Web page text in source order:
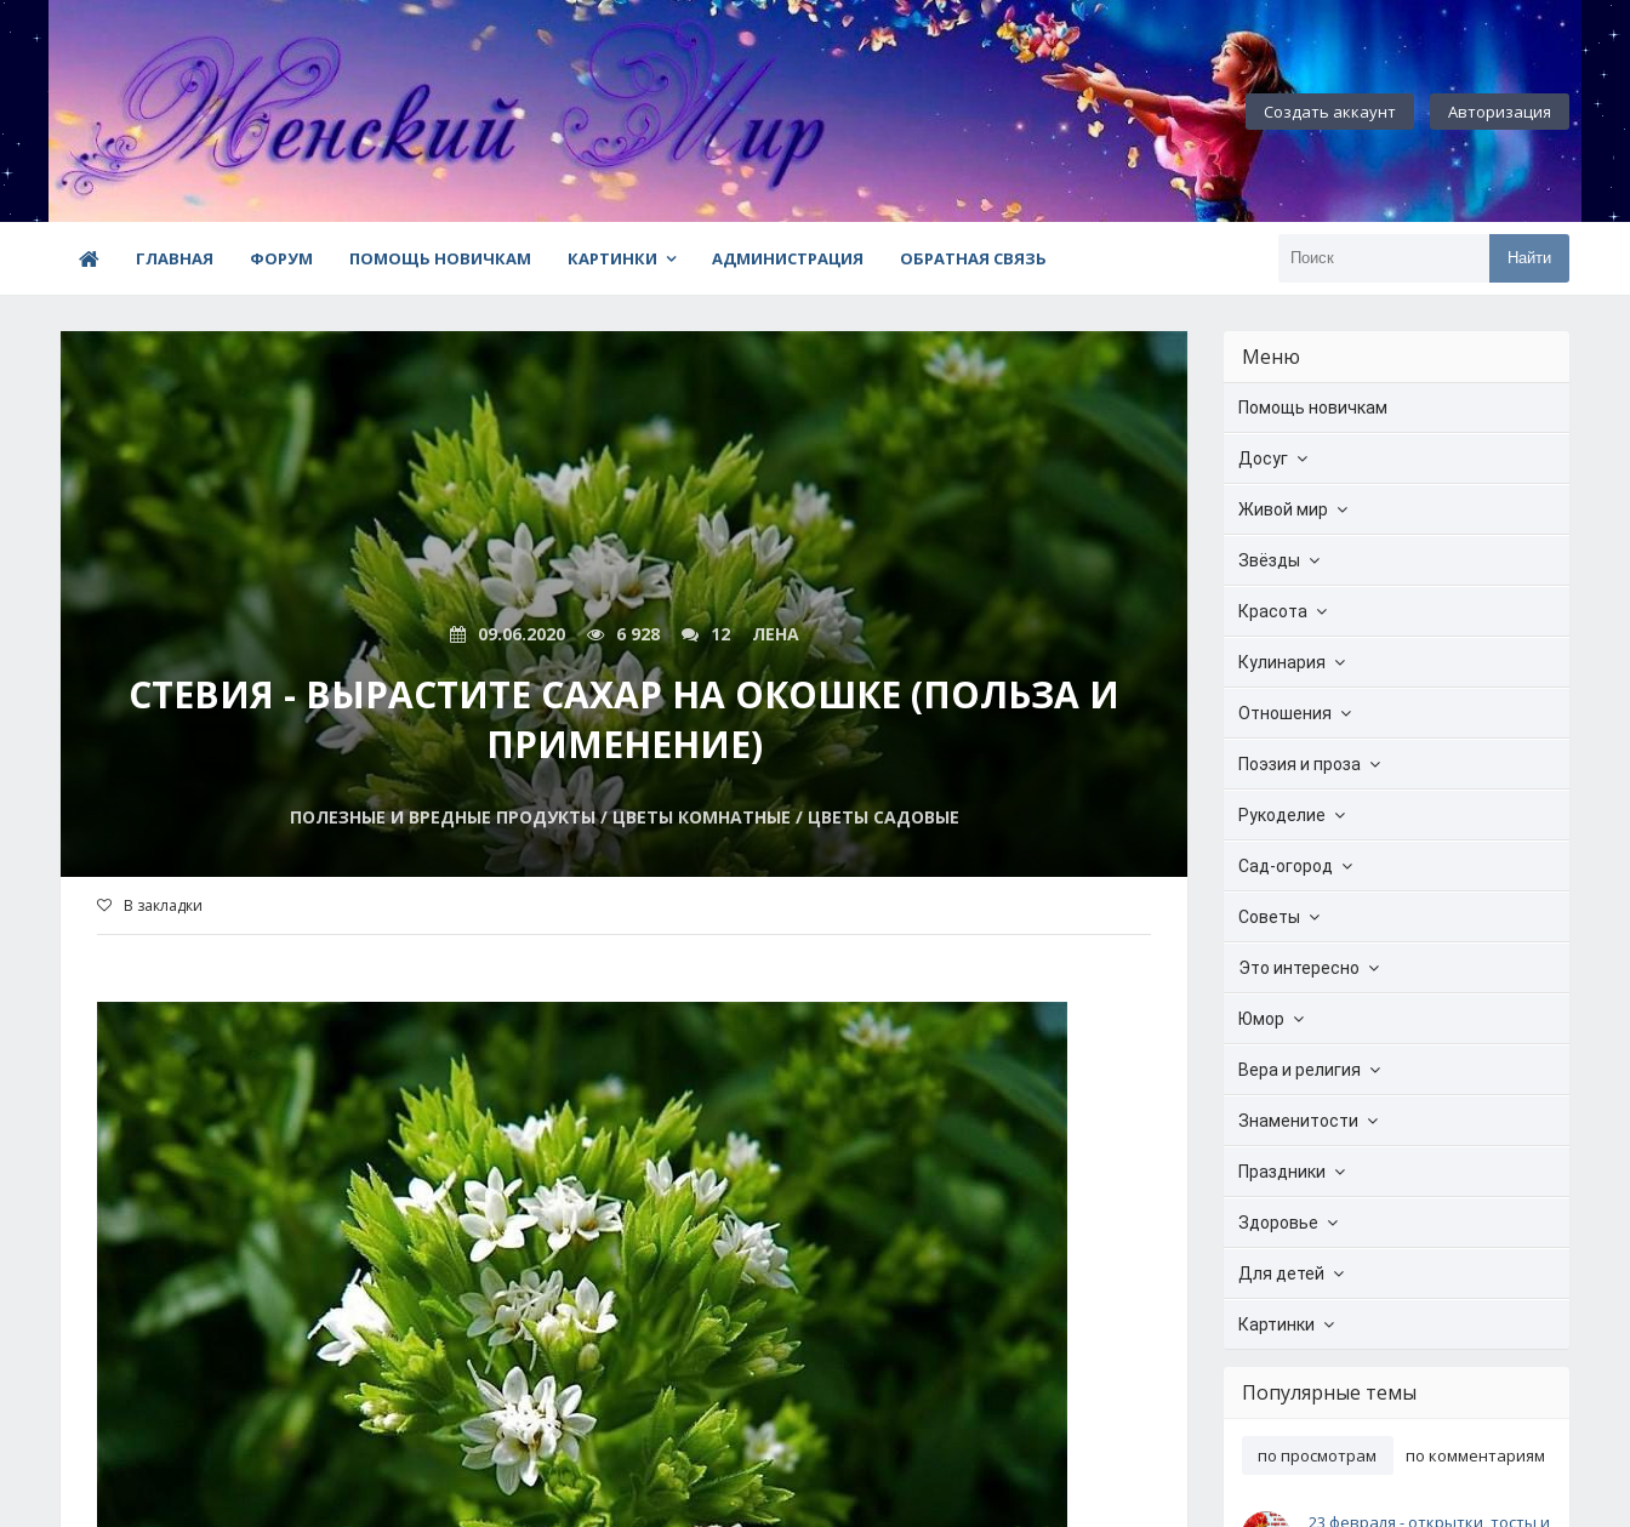
Создать аккаунт Авторизация
ГЛАВНАЯ ФОРУМ ПОМОЩЬ НОВИЧКАМ КАРТИНКИ АДМИНИСТРАЦИЯ ОБРАТНАЯ СВЯЗЬ Найти
09.06.2020 6 928 12 ЛЕНА
СТЕВИЯ - ВЫРАСТИТЕ САХАР НА ОКОШКЕ (ПОЛЬЗА И
ПРИМЕНЕНИЕ)
ПОЛЕЗНЫЕ И ВРЕДНЫЕ ПРОДУКТЫ / ЦВЕТЫ КОМНАТНЫЕ / ЦВЕТЫ САДОВЫЕ
В закладки
Меню
Помощь новичкам
Досуг
Живой мир
Звёзды
Красота
Кулинария
Отношения
Поэзия и проза
Рукоделие
Сад-огород
Советы
Это интересно
Юмор
Вера и религия
Знаменитости
Праздники
Здоровье
Для детей
Картинки
Популярные темы
по просмотрам по комментариям
23 февраля - открытки, тосты и